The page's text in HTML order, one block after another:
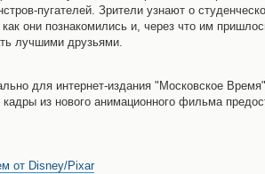
пугателей. Зрители узнают о
они познакомились и, через что им
лучшими друзьями.
для интернет-издания "Московское
кадры из нового анимационного фильма
от Disney/Pixar